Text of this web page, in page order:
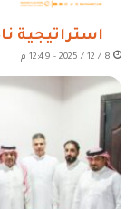
استراتيجية نادي
8 / 12 / 2025 - 12:49 م